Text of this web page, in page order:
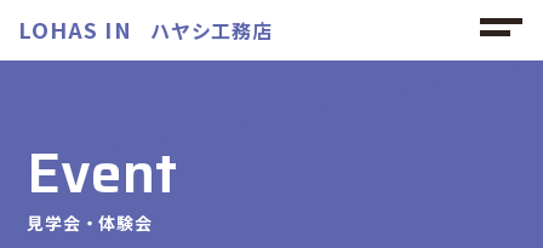
LOHAS IN ハヤシ工務店
Event
見学会・体験会